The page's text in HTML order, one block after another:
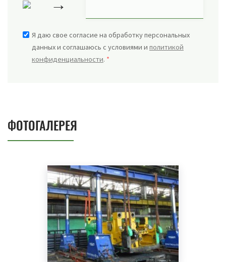
→
Я даю свое согласие на обработку персональных
данных и соглашаюсь с условиями и политикой
конфиденциальности. *
ФОТОГАЛЕРЕЯ